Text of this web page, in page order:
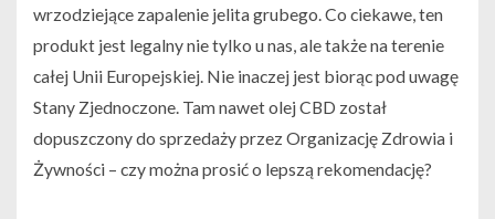
wrzodziejące zapalenie jelita grubego. Co ciekawe, ten
produkt jest legalny nie tylko u nas, ale także na terenie
całej Unii Europejskiej. Nie inaczej jest biorąc pod uwagę
Stany Zjednoczone. Tam nawet olej CBD został
dopuszczony do sprzedaży przez Organizację Zdrowia i
Żywności – czy można prosić o lepszą rekomendację?